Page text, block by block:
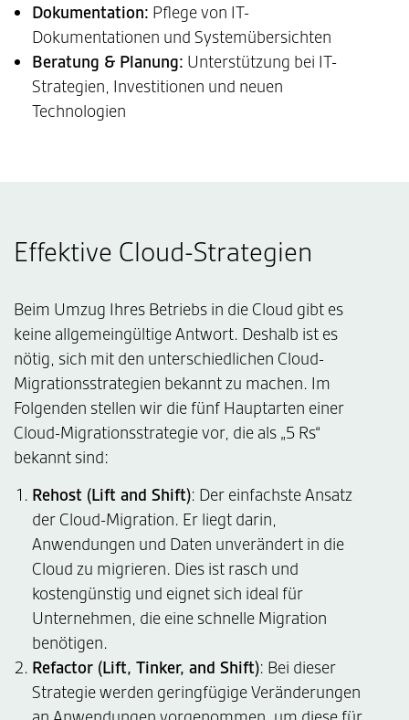
Dokumentation: Pflege von IT-
Dokumentationen und Systemübersichten
Beratung & Planung: Unterstützung bei IT-
Strategien, Investitionen und neuen
Technologien
Effektive Cloud-Strategien
Beim Umzug Ihres Betriebs in die Cloud gibt es
keine allgemeingültige Antwort. Deshalb ist es
nötig, sich mit den unterschiedlichen Cloud-
Migrationsstrategien bekannt zu machen. Im
Folgenden stellen wir die fünf Hauptarten einer
Cloud-Migrationsstrategie vor, die als „5 Rs“
bekannt sind:
Rehost (Lift and Shift): Der einfachste Ansatz
der Cloud-Migration. Er liegt darin,
Anwendungen und Daten unverändert in die
Cloud zu migrieren. Dies ist rasch und
kostengünstig und eignet sich ideal für
Unternehmen, die eine schnelle Migration
benötigen.
Refactor (Lift, Tinker, and Shift): Bei dieser
Strategie werden geringfügige Veränderungen